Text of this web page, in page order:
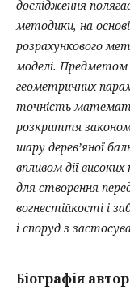
дослідження
методики, на
розрахункового
моделі. Предметом
геометричних
точність
розкриття
шару дерев’яної
впливом дії
для створення
вогнестійкості і
і споруд з
Біографія